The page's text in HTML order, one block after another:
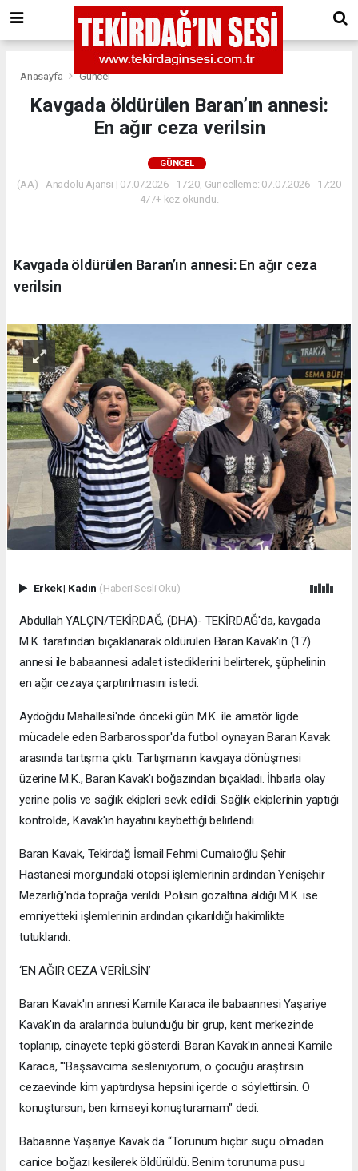
Anasayfa Güncel
Kavgada öldürülen Baran’ın annesi:
En ağır ceza verilsin
GÜNCEL
(AA) - Anadolu Ajansı | 07.07.2026 - 17:20, Güncelleme: 07.07.2026 - 17:20
477+ kez okundu.
Kavgada öldürülen Baran’ın annesi: En ağır ceza
verilsin
Erkek| Kadın (Haberi Sesli Oku)
Abdullah YALÇIN/TEKİRDAĞ, (DHA)- TEKİRDAĞ'da, kavgada
M.K. tarafından bıçaklanarak öldürülen Baran Kavak'ın (17)
annesi ile babaannesi adalet istediklerini belirterek, şüphelinin
en ağır cezaya çarptırılmasını istedi.
Aydoğdu Mahallesi'nde önceki gün M.K. ile amatör ligde
mücadele eden Barbarosspor'da futbol oynayan Baran Kavak
arasında tartışma çıktı. Tartışmanın kavgaya dönüşmesi
üzerine M.K., Baran Kavak'ı boğazından bıçakladı. İhbarla olay
yerine polis ve sağlık ekipleri sevk edildi. Sağlık ekiplerinin yaptığı
kontrolde, Kavak'ın hayatını kaybettiği belirlendi.
Baran Kavak, Tekirdağ İsmail Fehmi Cumalıoğlu Şehir
Hastanesi morgundaki otopsi işlemlerinin ardından Yenişehir
Mezarlığı'nda toprağa verildi. Polisin gözaltına aldığı M.K. ise
emniyetteki işlemlerinin ardından çıkarıldığı hakimlikte
tutuklandı.
‘EN AĞIR CEZA VERİLSİN’
Baran Kavak'ın annesi Kamile Karaca ile babaannesi Yaşariye
Kavak'ın da aralarında bulunduğu bir grup, kent merkezinde
toplanıp, cinayete tepki gösterdi. Baran Kavak'ın annesi Kamile
Karaca, "'Başsavcıma sesleniyorum, o çocuğu araştırsın
cezaevinde kim yaptırdıysa hepsini içerde o söylettirsin. O
konuştursun, ben kimseyi konuşturamam" dedi.
Babaanne Yaşariye Kavak da “Torunum hiçbir suçu olmadan
canice boğazı kesilerek öldürüldü. Benim torunuma pusu